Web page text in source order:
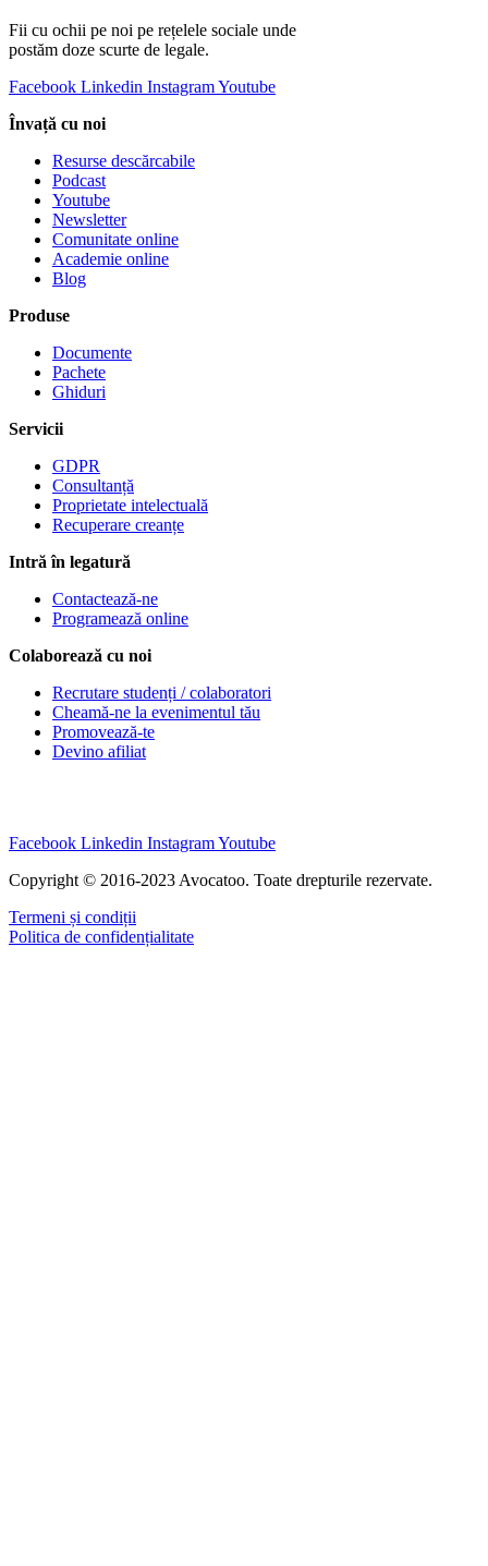
Fii cu ochii pe noi pe rețelele sociale unde
postăm doze scurte de legale.
Facebook Linkedin InstagramYoutube
Învață cu noi
Resurse descărcabile
Podcast
Youtube
Newsletter
Comunitate online
Academie online
Blog
Produse
Documente
Pachete
Ghiduri
Servicii
GDPR
Consultanță
Proprietate intelectuală
Recuperare creanțe
Intră în legatură
Contactează-ne
Programează online
Colaborează cu noi
Recrutare studenți / colaboratori
Cheamă-ne la evenimentul tău
Promovează-te
Devino afiliat
Facebook Linkedin InstagramYoutube
Copyright © 2016-2023 Avocatoo. Toate drepturile rezervate.
Termeni și condiții
Politica de confidențialitate